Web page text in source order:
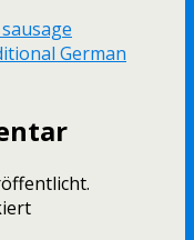
German